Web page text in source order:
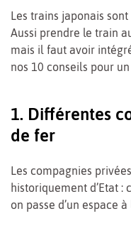
Les trains japonais
Aussi prendre le train
mais il faut avoir
nos 10 conseils pour
1. Différentes
de fer
Les compagnies
historiquement d’Etat
on passe d’un espace